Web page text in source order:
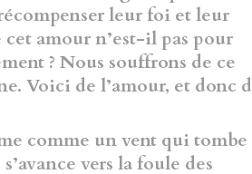
leur foi et leur
cet amour n’est-il pas pour
? Nous souffrons de ce
Voici de l’amour, et donc
comme un vent qui tombe
vers la foule des